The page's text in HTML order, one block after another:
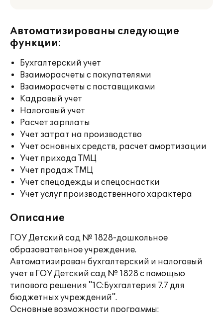
Автоматизированы следующие
функции:
Бухгалтерский учет
Взаиморасчеты с покупателями
Взаиморасчеты с поставщиками
Кадровый учет
Налоговый учет
Расчет зарплаты
Учет затрат на производство
Учет основных средств, расчет амортизации
Учет прихода ТМЦ
Учет продаж ТМЦ
Учет спецодежды и спецоснастки
Учет услуг производственного характера
Описание
ГОУ Детский сад № 1828-дошкольное
образовательное учреждение.
Автоматизирован бухгалтерский и налоговый
учет в ГОУ Детский сад № 1828 с помощью
типового решения "1С:Бухгалтерия 7.7 для
бюджетных учреждений".
Основные возможности программы: